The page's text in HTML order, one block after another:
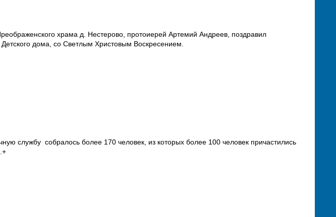
храма д. Нестерово, протоиерей Артемий Андреев, поздравил
Детского дома, со Светлым Христовым Воскресением.
службу собралось более 170 человек, из которых более 100 человек причастились